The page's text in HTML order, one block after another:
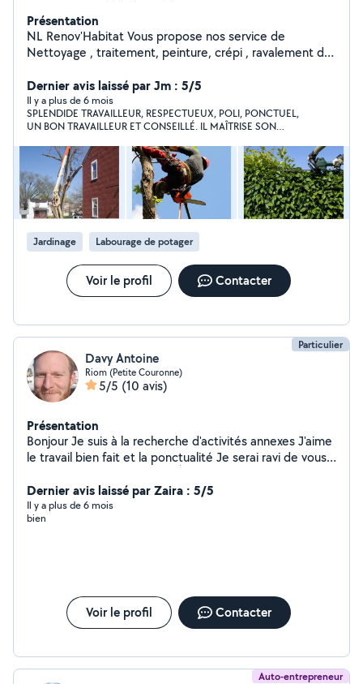
Présentation
NL Renov'Habitat Vous propose nos service de
Nettoyage , traitement, peinture, crépi , ravalement de
également du côté du jardin l'entretien des espace vert
notamment les taillage de haie des arbre et aussi les
entretien de jardin , travaux avec nacelle si nécessaire À
des prix très interessant Bien à vous . M.Lenfant
Dernier avis laissé par Jm : 5/5
Il y a plus de 6 mois
SPLENDIDE TRAVAILLEUR, RESPECTUEUX, POLI, PONCTUEL,
UN BON TRAVAILLEUR ET CONSEILLÉ. IL MAÎTRISE SON
VOTRE FRÈRE VOUS ÊTES LES MEILLEURS SOYEZ BÉNIS ET
COMBLÉS D'AVANTAGE
Jardinage Labourage de potager
Voir le profil Contacter
Particulier
Davy Antoine
Riom (Petite Couronne)
5/5 (10 avis)
Présentation
Bonjour Je suis à la recherche d'activités annexes J'aime
le travail bien fait et la ponctualité Je serai ravi de vous
Dernier avis laissé par Zaira : 5/5
Il y a plus de 6 mois
bien
Voir le profil Contacter
Auto-entrepreneur